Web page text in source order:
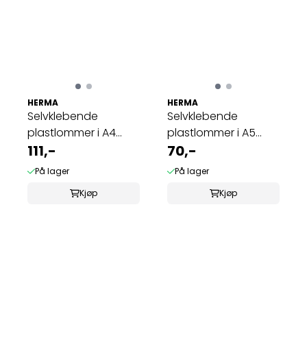
HERMA
Selvklebende
plastlommer i A4
format, 210 x 297 ...
111,-
På lager
Kjøp
HERMA
Selvklebende
plastlommer i A5
format, 148 x 210 ...
70,-
På lager
Kjøp